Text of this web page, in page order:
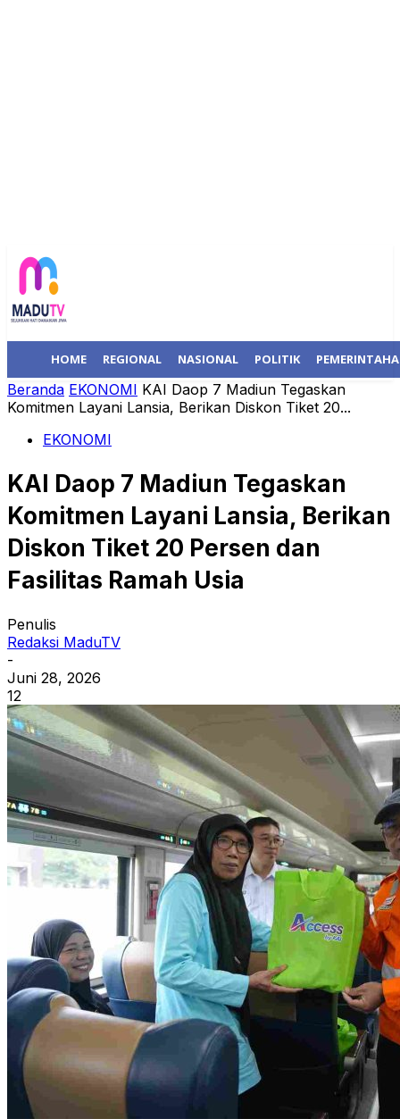
HOME REGIONAL NASIONAL POLITIK
Beranda EKONOMI KAI Daop 7 Madiun Tegaskan
Komitmen Layani Lansia, Berikan Diskon Tiket 20...
EKONOMI
KAI Daop 7 Madiun Tegaskan
Komitmen Layani Lansia, Berikan
Diskon Tiket 20 Persen dan
Fasilitas Ramah Usia
Penulis
Redaksi MaduTV
-
Juni 28, 2026
12